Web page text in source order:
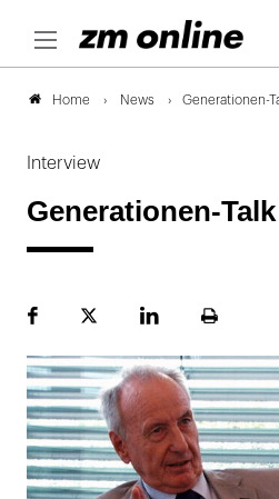
Home News Generationen-
Interview
Generationen-
FacebookPlattformLinekdInSeite